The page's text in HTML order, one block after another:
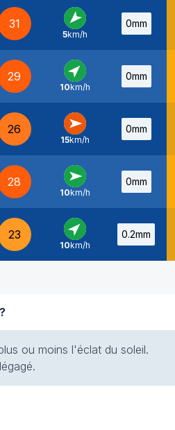
31
NE
5km/h
0mm
29
SO -
10km/h
0mm
26
O -
15km/h
0mm
28
O -
10km/h
0mm
23
SO -
10km/h
0.2mm
ou moins l'éclat du soleil.